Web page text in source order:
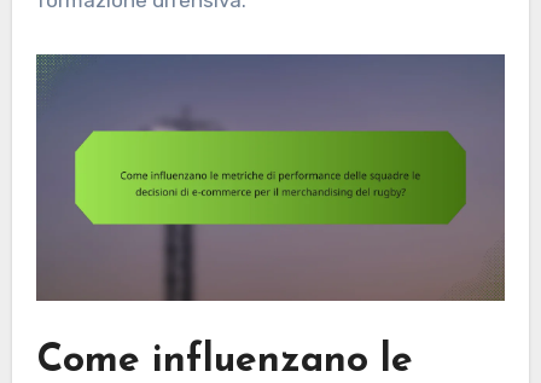
Come influenzano le